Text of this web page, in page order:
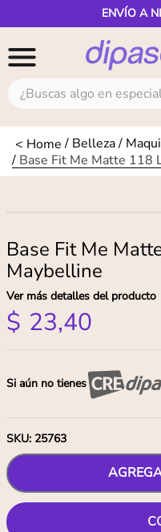
ENVÍO A
¿Buscas algo en especial?
Belleza
Base Fit Me Matte 118
Base Fit Me
Maybelline
Ver más detalles del producto
$ 23,40
Si aún no tienes
SKU: 25763